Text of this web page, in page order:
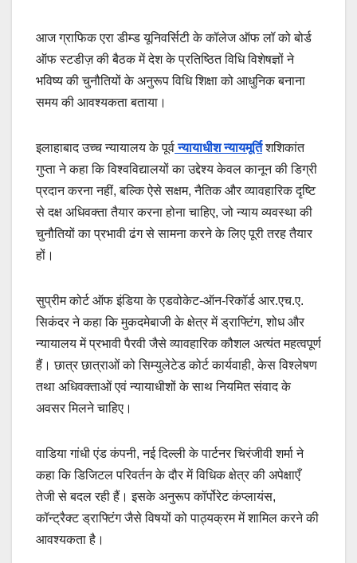
आज ग्राफिक एरा डीम्ड यूनिवर्सिटी के कॉलेज ऑफ लॉ को बोर्ड
ऑफ स्टडीज़ की बैठक में देश के प्रतिष्ठित विधि विशेषज्ञों ने
भविष्य की चुनौतियों के अनुरूप विधि शिक्षा को आधुनिक बनाना
समय की आवश्यकता बताया।
इलाहाबाद उच्च न्यायालय के पूर्वन्यायाधीश न्यायमूर्तिशशिकांत
गुप्ता ने कहा कि विश्वविद्यालयों का उद्देश्य केवल कानून की डिग्री
प्रदान करना नहीं, बल्कि ऐसे सक्षम, नैतिक और व्यावहारिक दृष्टि
से दक्ष अधिवक्ता तैयार करना होना चाहिए, जो न्याय व्यवस्था की
चुनौतियों का प्रभावी ढंग से सामना करने के लिए पूरी तरह तैयार
हों।
सुप्रीम कोर्ट ऑफ इंडिया के एडवोकेट-ऑन-रिकॉर्ड आर.एच.ए.
सिकंदर ने कहा कि मुकदमेबाजी के क्षेत्र में ड्राफ्टिंग, शोध और
न्यायालय में प्रभावी पैरवी जैसे व्यावहारिक कौशल अत्यंत महत्वपूर्ण
हैं। छात्र छात्राओं को सिम्युलेटेड कोर्ट कार्यवाही, केस विश्लेषण
तथा अधिवक्ताओं एवं न्यायाधीशों के साथ नियमित संवाद के
अवसर मिलने चाहिए।
वाडिया गांधी एंड कंपनी, नई दिल्ली के पार्टनर चिरंजीवी शर्मा ने
कहा कि डिजिटल परिवर्तन के दौर में विधिक क्षेत्र की अपेक्षाएँ
तेजी से बदल रही हैं। इसके अनुरूप कॉर्पोरेट कंप्लायंस,
कॉन्ट्रैक्ट ड्राफ्टिंग जैसे विषयों को पाठ्यक्रम में शामिल करने की
आवश्यकता है।